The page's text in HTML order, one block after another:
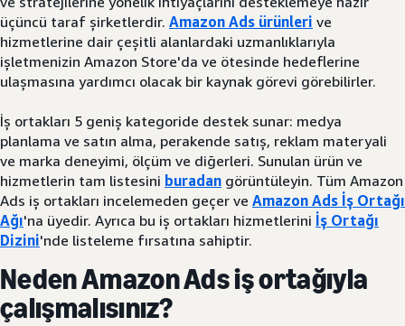
üçüncü taraf şirketlerdir. Amazon Ads ürünleri ve
hizmetlerine dair çeşitli alanlardaki uzmanlıklarıyla
işletmenizin Amazon Store'da ve ötesinde hedeflerine
ulaşmasına yardımcı olacak bir kaynak görevi görebilirler.
İş ortakları 5 geniş kategoride destek sunar: medya
planlama ve satın alma, perakende satış, reklam materyali
ve marka deneyimi, ölçüm ve diğerleri. Sunulan ürün ve
hizmetlerin tam listesini buradan görüntüleyin. Tüm Amazon
Ads iş ortakları incelemeden geçer ve Amazon Ads İş Ortağı
Ağı'na üyedir. Ayrıca bu iş ortakları hizmetlerini İş Ortağı
Dizini'nde listeleme fırsatına sahiptir.
Neden Amazon Ads iş ortağıyla
çalışmalısınız?